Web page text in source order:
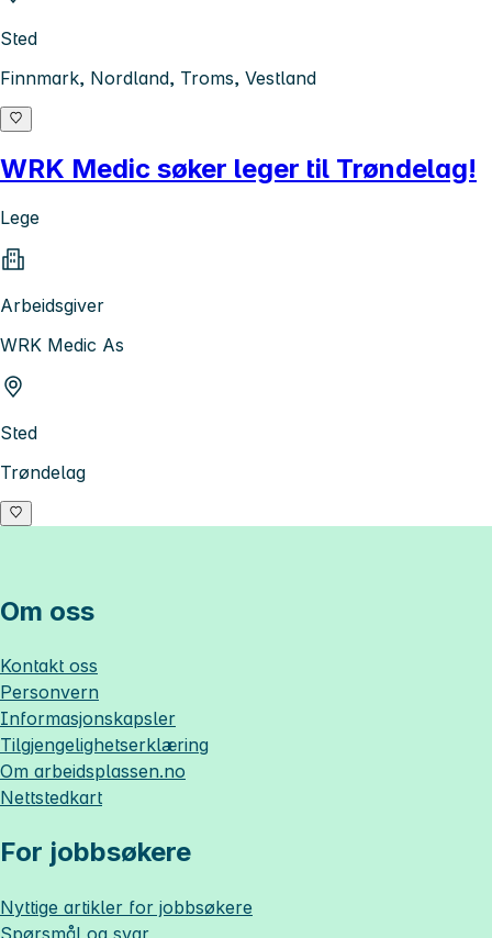
Sted
Finnmark, Nordland, Troms, Vestland
WRK Medic søker leger til Trøndelag!
Lege
Arbeidsgiver
WRK Medic As
Sted
Trøndelag
Om oss
Kontakt oss
Personvern
Informasjonskapsler
Tilgjengelighetserklæring
Om arbeidsplassen.no
Nettstedkart
For jobbsøkere
Nyttige artikler for jobbsøkere